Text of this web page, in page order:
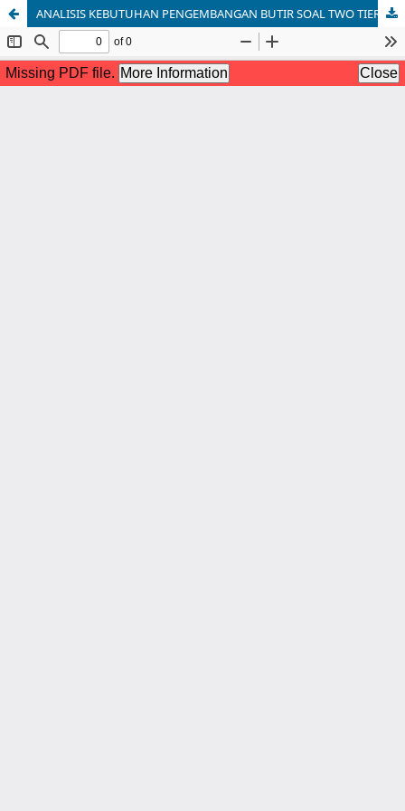
ANALISIS KEBUTUHAN PENGEMBANGAN BUTIR SOAL TWO TIER MULTIPLE CHOICE BERBASIS HIGH ORDER THINKING SKILLS (HOTS) PADA MATERI ASAM BASA